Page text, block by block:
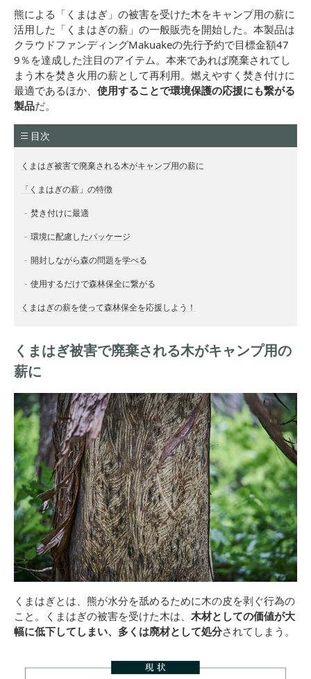
熊による「くまはぎ」の被害を受けた木をキャンプ用の薪に
活用した「くまはぎの薪」の一般販売を開始した。本製品は
クラウドファンディングMakuakeの先行予約で目標金額47
9％を達成した注目のアイテム。本来であれば廃棄されてし
まう木を焚き火用の薪として再利用。燃えやすく焚き付けに
最適であるほか、 使用することで環境保護の応援にも繋がる
製品だ。
目次
くまはぎ被害で廃棄される木がキャンプ用の薪に
「くまはぎの薪」の特徴
焚き付けに最適
環境に配慮したパッケージ
開封しながら森の問題を学べる
使用するだけで森林保全に繋がる
くまはぎの薪を使って森林保全を応援しよう！
くまはぎ被害で廃棄される木がキャンプ用の
薪に
くまはぎとは、熊が水分を舐めるために木の皮を剥ぐ行為の
こと。くまはぎの被害を受けた木は、 木材としての価値が大
幅に低下してしまい、多くは廃材として処分されてしまう。